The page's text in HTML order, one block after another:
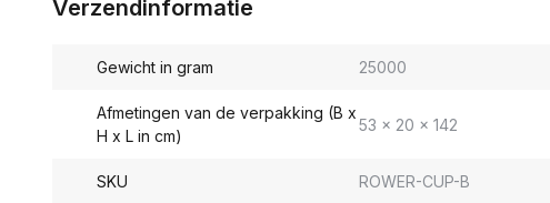
Verzendinformatie
Gewicht in gram 25000
Afmetingen van de verpakking (B x
H x L in cm)
53 x 20 x 142
SKU ROWER-CUP-B